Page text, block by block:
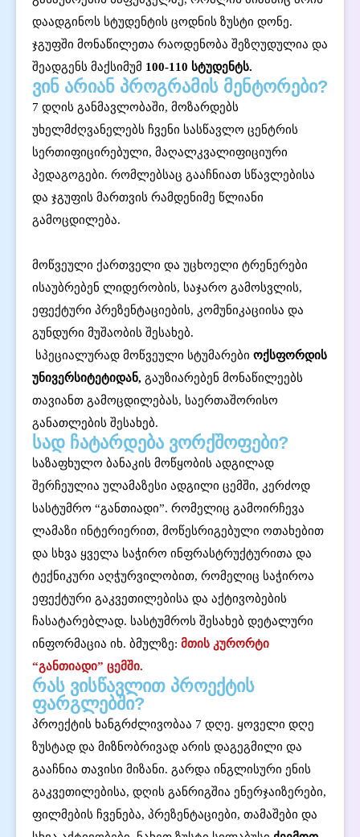
დაადგინოს სტუდენტის ცოდნის ზუსტი დონე.
ჯგუფში მონაწილეთა რაოდენობა შეზღუდულია და
შეადგენს მაქსიმუმ 100-110 სტუდენტს.
ვინ არიან პროგრამის მენტორები?
7 დღის განმავლობაში, მოზარდებს
უხელმძღვანელებს ჩვენი სასწავლო ცენტრის
სერთიფიცირებული, მაღალკვალიფიციური
პედაგოგები. რომლებსაც გააჩნიათ სწავლებისა
და ჯგუფის მართვის რამდენიმე წლიანი
გამოცდილება.
მოწვეული ქართველი და უცხოელი ტრენერები
ისაუბრებენ ლიდერობის, საჯარო გამოსვლის,
ეფექტური პრეზენტაციების, კომუნიკაციისა და
გუნდური მუშაობის შესახებ.
სპეციალურად მოწვეული სტუმარები ოქსფორდის
უნივერსიტეტიდან, გაუზიარებენ მონაწილეებს
თავიანთ გამოცდილებას, საერთაშორისო
განათლების შესახებ.
სად ჩატარდება ვორქშოფები?
საზაფხულო ბანაკის მოწყობის ადგილად
შერჩეულია ულამაზესი ადგილი ცემში, კერძოდ
სასტუმრო “განთიადი”. რომელიც გამოირჩევა
ლამაზი ინტერიერით, მოწესრიგებული ოთახებით
და სხვა ყველა საჭირო ინფრასტრუქტურითა და
ტექნიკური აღჭურვილობით, რომელიც საჭიროა
ეფექტური გაკვეთილებისა და აქტივობების
ჩასატარებლად. სასტუმროს შესახებ დეტალური
ინფორმაცია იხ. ბმულზე: მთის კურორტი
“განთიადი” ცემში.
რას ვისწავლით პროექტის
ფარგლებში?
პროექტის ხანგრძლივობაა 7 დღე. ყოველი დღე
ზუსტად და მიზნობრივად არის დაგეგმილი და
გააჩნია თავისი მიზანი. გარდა ინგლისური ენის
გაკვეთილებისა, დღის განრიგშია ენერჯაიზერები,
ფილმების ჩვენება, პრეზენტაციები, თამაშები და